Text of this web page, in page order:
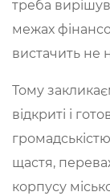
треба
межах
вистачить не
Тому
відкриті і
щастя,
корпусу